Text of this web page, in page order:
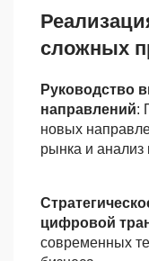
сложных
Руководство
направлений:
новых
рынка и анализ
цифровой
современных